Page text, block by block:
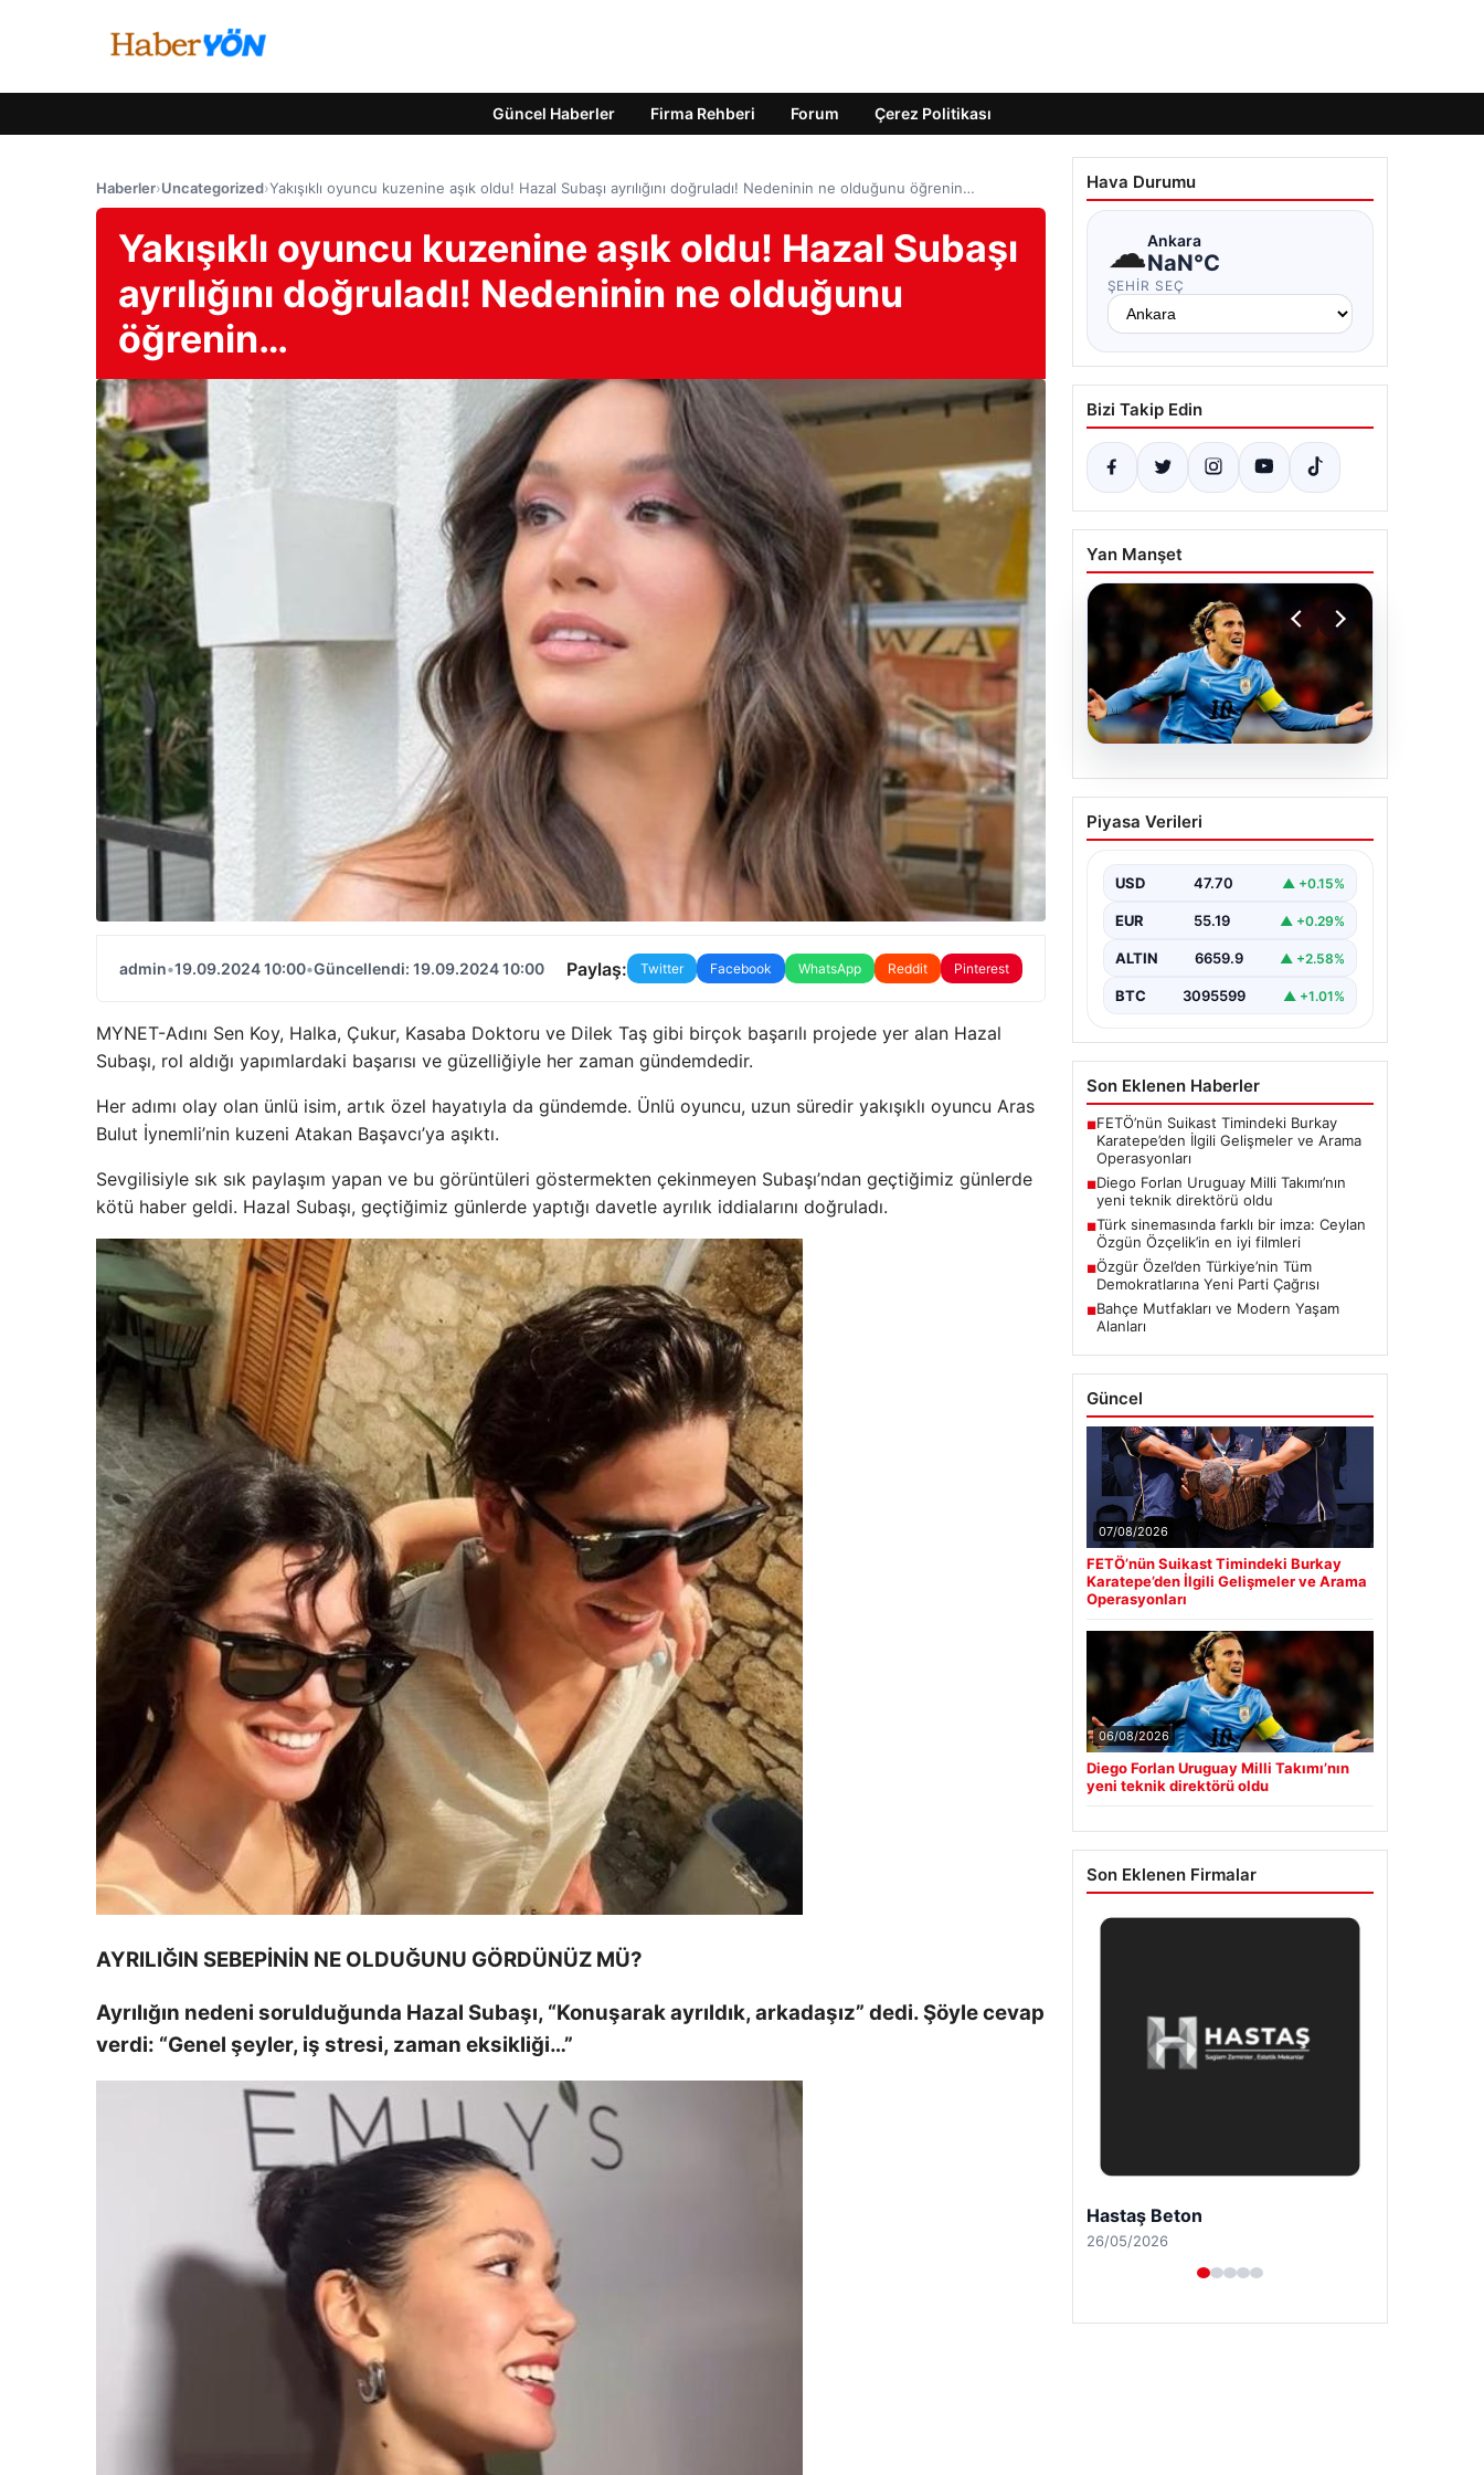
Güncel Haberler Firma Rehberi Forum Çerez Politikası
Haberler›Uncategorized›Yakışıklı oyuncu kuzenine aşık oldu! Hazal Subaşı ayrılığını doğruladı! Nedeninin ne olduğunu öğrenin…
Yakışıklı oyuncu kuzenine aşık oldu! Hazal Subaşı
ayrılığını doğruladı! Nedeninin ne olduğunu
öğrenin…
admin•19.09.2024 10:00•Güncellendi: 19.09.2024 10:00 Paylaş: Twitter Facebook WhatsApp Reddit Pinterest
MYNET-Adını Sen Koy, Halka, Çukur, Kasaba Doktoru ve Dilek Taş gibi birçok başarılı projede yer alan Hazal
Subaşı, rol aldığı yapımlardaki başarısı ve güzelliğiyle her zaman gündemdedir.
Her adımı olay olan ünlü isim, artık özel hayatıyla da gündemde. Ünlü oyuncu, uzun süredir yakışıklı oyuncu Aras
Bulut İynemli’nin kuzeni Atakan Başavcı’ya aşıktı.
Sevgilisiyle sık sık paylaşım yapan ve bu görüntüleri göstermekten çekinmeyen Subaşı’ndan geçtiğimiz günlerde
kötü haber geldi. Hazal Subaşı, geçtiğimiz günlerde yaptığı davetle ayrılık iddialarını doğruladı.
AYRILIĞIN SEBEPİNİN NE OLDUĞUNU GÖRDÜNÜZ MÜ?
Ayrılığın nedeni sorulduğunda Hazal Subaşı, “Konuşarak ayrıldık, arkadaşız” dedi. Şöyle cevap
verdi: “Genel şeyler, iş stresi, zaman eksikliği…”
Hava Durumu
☁Ankara
NaN°C
ŞEHIR SEÇ
Bizi Takip Edin
Yan Manşet
06.08.2026
Diego Forlan Uruguay
Milli Takımı’nın yeni
Piyasa Verileri
USD 47.70 ▲ +0.15%
EUR 55.19 ▲ +0.29%
ALTIN 6659.9 ▲ +2.58%
BTC 3095599 ▲ +1.01%
Son Eklenen Haberler
■FETÖ’nün Suikast Timindeki Burkay
Karatepe’den İlgili Gelişmeler ve Arama
Operasyonları
■Diego Forlan Uruguay Milli Takımı’nın
yeni teknik direktörü oldu
■Türk sinemasında farklı bir imza: Ceylan
Özgün Özçelik’in en iyi filmleri
■Özgür Özel’den Türkiye’nin Tüm
Demokratlarına Yeni Parti Çağrısı
■Bahçe Mutfakları ve Modern Yaşam
Alanları
Güncel
07/08/2026
FETÖ’nün Suikast Timindeki Burkay
Karatepe’den İlgili Gelişmeler ve Arama
Operasyonları
06/08/2026
Diego Forlan Uruguay Milli Takımı’nın
yeni teknik direktörü oldu
Son Eklenen Firmalar
Prenses Night Club
29/04/2026